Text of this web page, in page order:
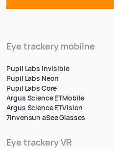
Eye trackery mobilne
Pupil Labs Invisible
Pupil Labs Neon
Pupil Labs Core
Argus Science ETMobile
Argus Science ETVision
7invensun aSee Glasses
Eye trackery VR